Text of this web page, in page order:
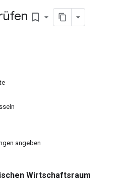
bookmark_border
angeben
Wirtschaftsraum